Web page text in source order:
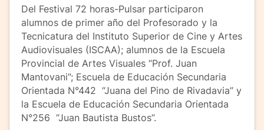
Del Festival 72 horas-Pulsar participaron
alumnos de primer año del Profesorado y la
Tecnicatura del Instituto Superior de Cine y Artes
Audiovisuales (ISCAA); alumnos de la Escuela
Provincial de Artes Visuales “Prof. Juan
Mantovani”; Escuela de Educación Secundaria
Orientada N°442 “Juana del Pino de Rivadavia” y
la Escuela de Educación Secundaria Orientada
N°256 “Juan Bautista Bustos”.